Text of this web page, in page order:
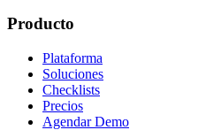
Producto
Plataforma
Soluciones
Checklists
Precios
Agendar Demo